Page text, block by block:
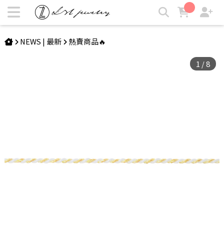
蠟繩 Alliée Pure | 檸檬蘇打 | LZL Jewelry 輕珠寶飾品
NEWS | 最新 熱賣商品🔥
1 /8